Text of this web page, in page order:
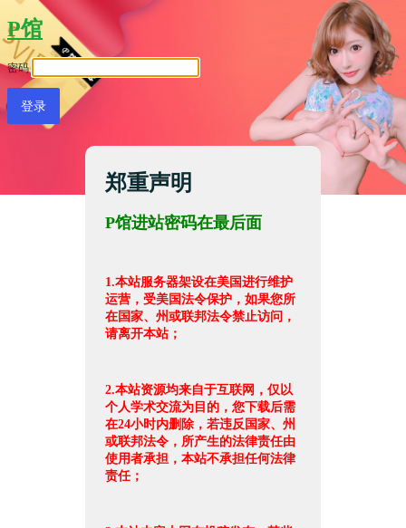
P馆
密码
郑重声明
P馆进站密码在最后面
1.本站服务器架设在美国进行维护
运营，受美国法令保护，如果您所
在国家、州或联邦法令禁止访问，
请离开本站；
2.本站资源均来自于互联网，仅以
个人学术交流为目的，您下载后需
在24小时内删除，若违反国家、州
或联邦法令，所产生的法律责任由
使用者承担，本站不承担任何法律
责任；